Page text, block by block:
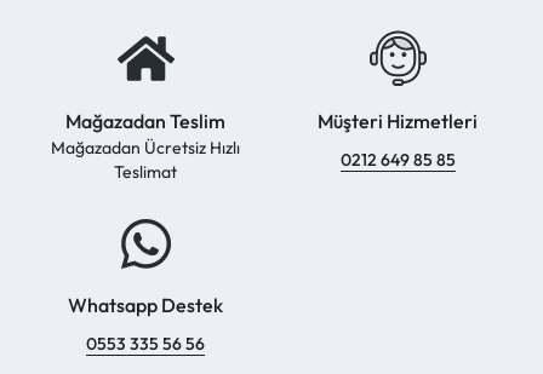
Mağazadan Teslim
Mağazadan Ücretsiz Hızlı
Teslimat
Müşteri Hizmetleri
0212 649 85 85
Whatsapp Destek
0553 335 56 56